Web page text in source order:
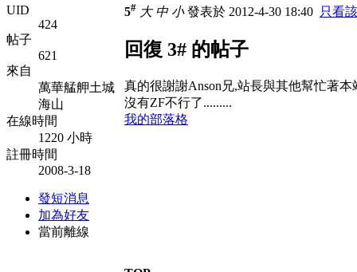
UID
424
帖子
621
來自
萬華艋舺土城
海山
在線時間
1220 小時
註冊時間
2008-3-18
發短消息
加為好友
當前離線
5# 大 中 小發表於 2012-4-30 18:40 只看
回復 3# 的帖子
真的很謝謝Anson兄,站長與其他幫忙著
沒有ZF不行了.........
我的部落格